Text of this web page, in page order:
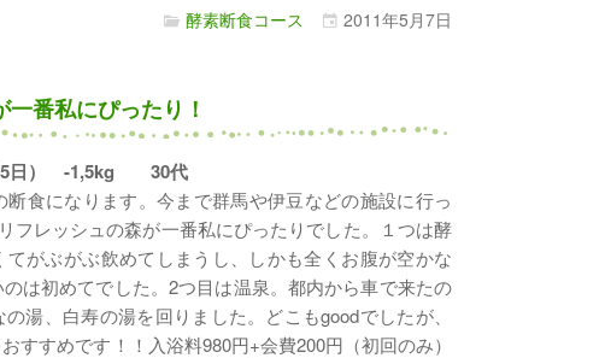
酵素断食コース 2011年5月7日
番私にぴったり！
5日） -1,5kg 30代
断食になります。今まで群馬や伊豆などの施設に行っ
フレッシュの森が一番私にぴったりでした。１つは酵
がぶがぶ飲めてしまうし、しかも全くお腹が空かな
は初めてでした。2つ目は温泉。都内から車で来たの
湯、白寿の湯を回りました。どこもgoodでしたが、
すすめです！！入浴料980円+会費200円（初回のみ）